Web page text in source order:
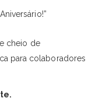
cheio de
para colaboradores